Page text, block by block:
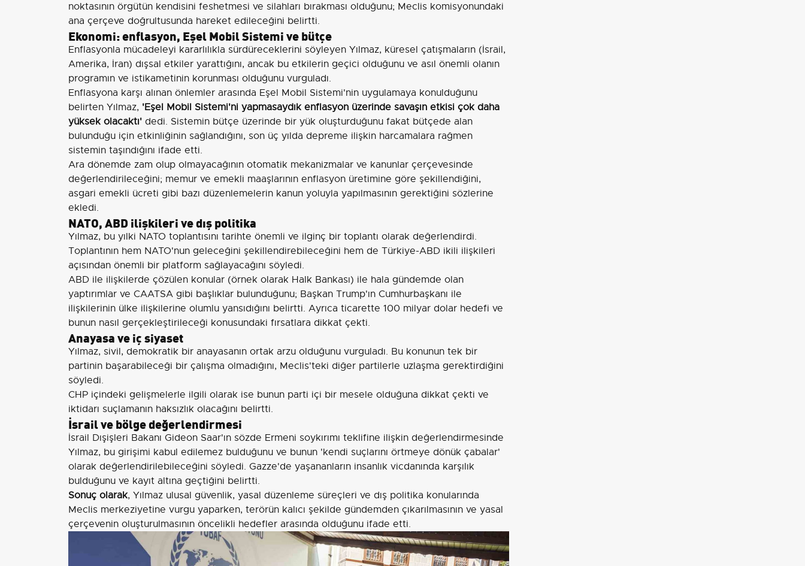
noktasının örgütün kendisini feshetmesi ve silahları bırakması olduğunu; Meclis komisyonundaki
ana çerçeve doğrultusunda hareket edileceğini belirtti.
Ekonomi: enflasyon, Eşel Mobil Sistemi ve bütçe
Enflasyonla mücadeleyi kararlılıkla sürdüreceklerini söyleyen Yılmaz, küresel çatışmaların (İsrail,
Amerika, İran) dışsal etkiler yarattığını, ancak bu etkilerin geçici olduğunu ve asıl önemli olanın
programın ve istikametinin korunması olduğunu vurguladı.
Enflasyona karşı alınan önlemler arasında Eşel Mobil Sistemi'nin uygulamaya konulduğunu
belirten Yılmaz, 'Eşel Mobil Sistemi'ni yapmasaydık enflasyon üzerinde savaşın etkisi çok daha
yüksek olacaktı' dedi. Sistemin bütçe üzerinde bir yük oluşturduğunu fakat bütçede alan
bulunduğu için etkinliğinin sağlandığını, son üç yılda depreme ilişkin harcamalara rağmen
sistemin taşındığını ifade etti.
Ara dönemde zam olup olmayacağının otomatik mekanizmalar ve kanunlar çerçevesinde
değerlendirileceğini; memur ve emekli maaşlarının enflasyon üretimine göre şekillendiğini,
asgari emekli ücreti gibi bazı düzenlemelerin kanun yoluyla yapılmasının gerektiğini sözlerine
ekledi.
NATO, ABD ilişkileri ve dış politika
Yılmaz, bu yılki NATO toplantısını tarihte önemli ve ilginç bir toplantı olarak değerlendirdi.
Toplantının hem NATO'nun geleceğini şekillendirebileceğini hem de Türkiye-ABD ikili ilişkileri
açısından önemli bir platform sağlayacağını söyledi.
ABD ile ilişkilerde çözülen konular (örnek olarak Halk Bankası) ile hala gündemde olan
yaptırımlar ve CAATSA gibi başlıklar bulunduğunu; Başkan Trump'ın Cumhurbaşkanı ile
ilişkilerinin ülke ilişkilerine olumlu yansıdığını belirtti. Ayrıca ticarette 100 milyar dolar hedefi ve
bunun nasıl gerçekleştirileceği konusundaki fırsatlara dikkat çekti.
Anayasa ve iç siyaset
Yılmaz, sivil, demokratik bir anayasanın ortak arzu olduğunu vurguladı. Bu konunun tek bir
partinin başarabileceği bir çalışma olmadığını, Meclis'teki diğer partilerle uzlaşma gerektirdiğini
söyledi.
CHP içindeki gelişmelerle ilgili olarak ise bunun parti içi bir mesele olduğuna dikkat çekti ve
iktidarı suçlamanın haksızlık olacağını belirtti.
İsrail ve bölge değerlendirmesi
İsrail Dışişleri Bakanı Gideon Saar'ın sözde Ermeni soykırımı teklifine ilişkin değerlendirmesinde
Yılmaz, bu girişimi kabul edilemez bulduğunu ve bunun 'kendi suçlarını örtmeye dönük çabalar'
olarak değerlendirilebileceğini söyledi. Gazze'de yaşananların insanlık vicdanında karşılık
bulduğunu ve kayıt altına geçtiğini belirtti.
Sonuç olarak, Yılmaz ulusal güvenlik, yasal düzenleme süreçleri ve dış politika konularında
Meclis merkeziyetine vurgu yaparken, terörün kalıcı şekilde gündemden çıkarılmasının ve yasal
çerçevenin oluşturulmasının öncelikli hedefler arasında olduğunu ifade etti.